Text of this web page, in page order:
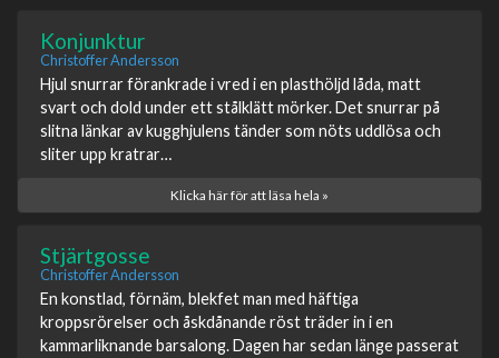
Konjunktur
Christoffer Andersson
Hjul snurrar förankrade i vred i en plasthöljd låda, matt
svart och dold under ett stålklätt mörker. Det snurrar på
slitna länkar av kugghjulens tänder som nöts uddlösa och
sliter upp kratrar…
Klicka här för att läsa hela »
Stjärtgosse
Christoffer Andersson
En konstlad, förnäm, blekfet man med häftiga
kroppsrörelser och åskdånande röst träder in i en
kammarliknande barsalong. Dagen har sedan länge passerat